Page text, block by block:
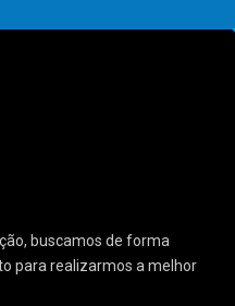
buscamos de forma
para realizarmos a melhor